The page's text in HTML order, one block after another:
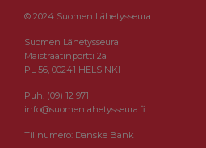
© 2024 Suomen Lähetysseura
Suomen Lähetysseura
Maistraatinportti 2a
PL 56, 00241 HELSINKI
Puh. (09) 12 971
info@suomenlahetysseura.fi
Tilinumero: Danske Bank